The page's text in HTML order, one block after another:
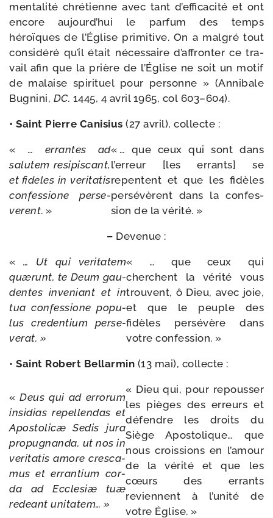
men­ta­li­té chré­tienne avec tant d’efficacité et ont
encore aujourd’hui le par­fum des temps
héroïques de l’Église pri­mi­tive. On a mal­gré tout
consi­dé­ré qu’il était néces­saire d’affronter ce tra­
vail afin que la prière de l’Église ne soit un motif
de malaise spi­ri­tuel pour per­sonne » (Annibale
Bugnini, DC. 1445, 4 avril 1965, col 603–604).
• Saint Pierre Canisius (27 avril), collecte :
« … errantes
ad
salu­tem resi­pis­cant,
et fideles in veri­ta­tis
confes­sione
per­se­
verent. »
« … que ceux qui sont dans
l’erreur [les errants] se
repentent et que les fidèles
per­sé­vèrent dans la confes­
sion de la vérité. »
– Devenue :
«… Ut qui
veri­ta­tem
quæ­runt, te Deum gau­
dentes inve­niant et in
tua confes­sione popu­
lus cre­den­tium per­se­
ve­rat. »
« … que ceux qui
cherchent la véri­té vous
trouvent, ô Dieu, avec joie,
et que le peuple des
fidèles per­sé­vère dans
votre confession. »
• Saint Robert Bellarmin (13 mai), collecte :
«Deus qui ad erro­rum
insi­dias repel­len­das et
Apostolicæ Sedis
jura
pro­pu­gnan­da, ut nos in
veri­ta­tis amore cres­ca­
mus et erran­tium cor­
da ad Ecclesiæ
tuæ
redeant uni­ta­tem… »
« Dieu qui, pour repous­ser
les pièges des erreurs et
défendre les droits du
Siège Apostolique… que
nous crois­sions en l’amour
de la véri­té et que les
cœurs des errants
reviennent à l’unité de
votre Église. »